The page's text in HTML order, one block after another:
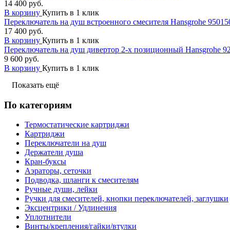
14 400 руб.
В корзину Купить в 1 клик
Переключатель на душ встроенного смесителя Hansgrohe
17 400 руб.
В корзину Купить в 1 клик
Переключатель на душ дивертор 2-х позиционный Hansgrohe
9 600 руб.
В корзину Купить в 1 клик
Показать ещё
По категориям
Термостатические картриджи
Картриджи
Переключатели на душ
Держатели душа
Кран-буксы
Аэраторы, сеточки
Подводка, шланги к смесителям
Ручные души, лейки
Ручки для смесителей, кнопки переключателей, заглушки
Эксцентрики / Удлинения
Уплотнители
Винты/крепления/гайки/втулки